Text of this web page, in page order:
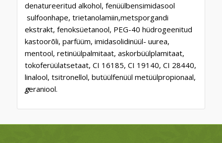
denatureeritud alkohol, fenüülbensimidasool
sulfoonhape, trietanolamiin,metsporgandi
ekstrakt, fenoksüetanool, PEG-40 hüdrogeenitud
kastoorõli, parfüüm, imidasolidinüül- uurea,
mentool, retinüülpalmitaat, askorbüülplamitaat,
tokoferüülatsetaat, CI 16185, CI 19140, CI 28440,
linalool, tsitronellol, butüülfenüül metüülpropionaal,
geraniool.